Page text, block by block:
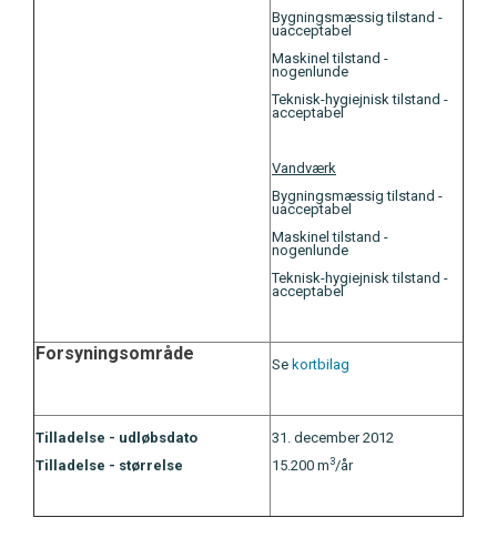
Bygningsmæssig tilstand -
uacceptabel
Maskinel tilstand -
nogenlunde
Teknisk-hygiejnisk tilstand -
acceptabel
Vandværk
Bygningsmæssig tilstand -
uacceptabel
Maskinel tilstand -
nogenlunde
Teknisk-hygiejnisk tilstand -
acceptabel
Forsyningsområde
Se kortbilag
Tilladelse - udløbsdato
Tilladelse - størrelse
31. december 2012
15.200 m3/år